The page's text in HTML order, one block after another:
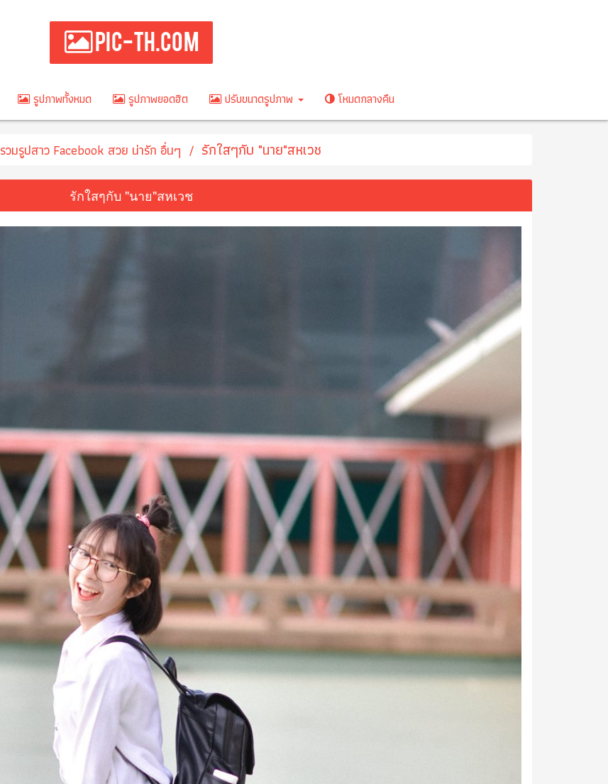
PIC-TH.COM
รูปภาพทั้งหมด รูปภาพยอดฮิต ปรับขนาดรูปภาพ โหมดกลางคืน
รวมรูปสาว Facebook สวย น่ารัก อื่นๆ รักใสๆกับ "นาย"สหเวช
รักใสๆกับ "นาย"สหเวช